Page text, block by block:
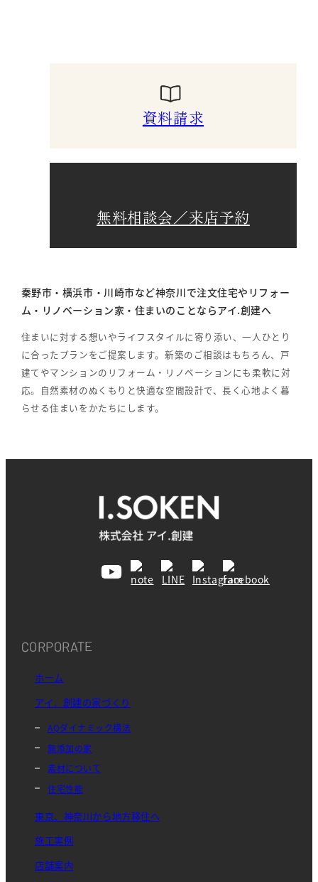
資料請求
無料相談会／来店予約
秦野市・横浜市・川崎市など神奈川で注文住宅やリフォー
ム・リノベーション家・住まいのことならアイ.創建へ
住まいに対する想いやライフスタイルに寄り添い、一人ひとり
に合ったプランをご提案します。新築のご相談はもちろん、戸
建てやマンションのリフォーム・リノベーションにも柔軟に対
応。自然素材のぬくもりと快適な空間設計で、長く心地よく暮
らせる住まいをかたちにします。
CORPORATE
ホーム
アイ．創建の家づくり
AQダイナミック構法
無添加の家
素材について
住宅性能
東京、神奈川から地方移住へ
施工実例
店舗案内